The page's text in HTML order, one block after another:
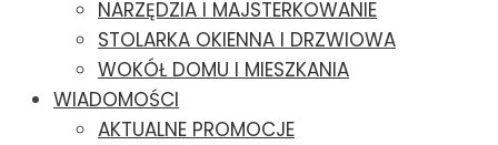
NARZĘDZIA I MAJSTERKOWANIE
STOLARKA OKIENNA I DRZWIOWA
WOKÓŁ DOMU I MIESZKANIA
WIADOMOŚCI
AKTUALNE PROMOCJE